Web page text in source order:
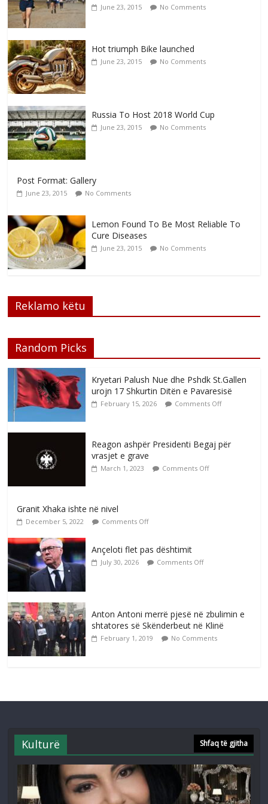
June 23, 2015 No Comments
Hot triumph Bike launched
June 23, 2015 No Comments
Russia To Host 2018 World Cup
June 23, 2015 No Comments
Post Format: Gallery
June 23, 2015 No Comments
Lemon Found To Be Most Reliable To
Cure Diseases
June 23, 2015 No Comments
Reklamo këtu
Random Picks
Kryetari Palush Nue dhe Pshdk St.Gallen
urojn 17 Shkurtin Ditën e Pavaresisë
February 15, 2026 Comments Off
Reagon ashpër Presidenti Begaj për
vrasjet e grave
March 1, 2023 Comments Off
Granit Xhaka ishte në nivel
December 5, 2022 Comments Off
Ançeloti flet pas dështimit
July 30, 2026 Comments Off
Anton Antoni merrë pjesë në zbulimin e
shtatores së Skënderbeut në Klinë
February 1, 2019 No Comments
Kulturë Shfaq të gjitha